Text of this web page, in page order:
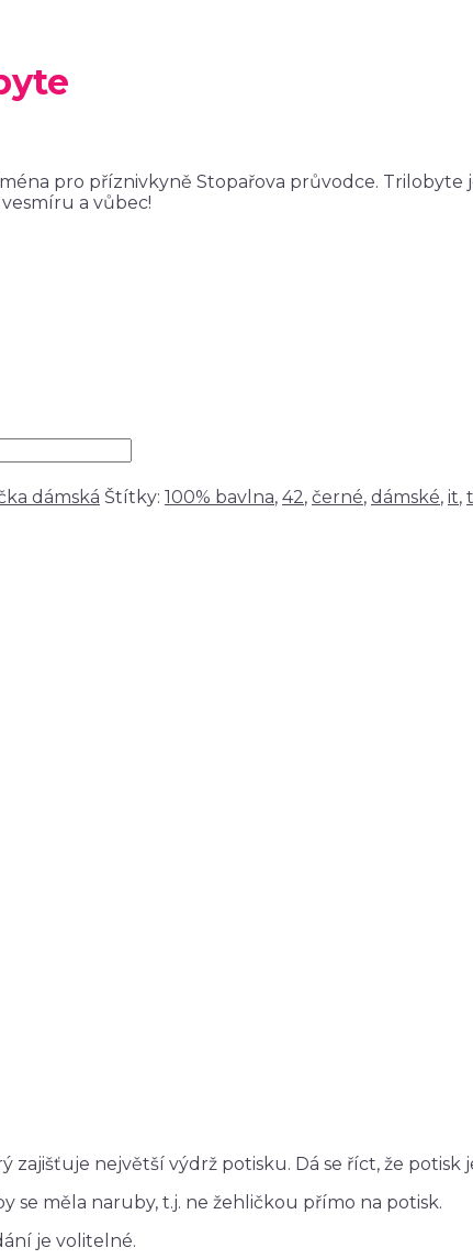
pro příznivkyně Stopařova průvodce.
a vůbec!
dámská Štítky: 100% bavlna, 42, černé, dámské, it,
zajišťuje největší výdrž potisku. Dá se říct, že potisk
se měla naruby, t.j. ne žehličkou přímo na potisk.
je volitelné.